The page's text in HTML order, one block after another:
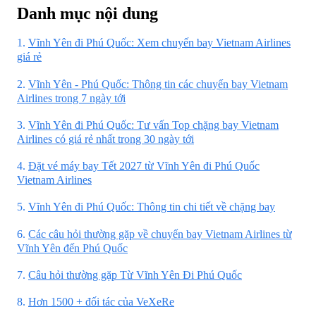
Danh mục nội dung
1. Vĩnh Yên đi Phú Quốc: Xem chuyến bay Vietnam Airlines
giá rẻ
2. Vĩnh Yên - Phú Quốc: Thông tin các chuyến bay Vietnam
Airlines trong 7 ngày tới
3. Vĩnh Yên đi Phú Quốc: Tư vấn Top chặng bay Vietnam
Airlines có giá rẻ nhất trong 30 ngày tới
4. Đặt vé máy bay Tết 2027 từ Vĩnh Yên đi Phú Quốc
Vietnam Airlines
5. Vĩnh Yên đi Phú Quốc: Thông tin chi tiết về chặng bay
6. Các câu hỏi thường gặp về chuyến bay Vietnam Airlines từ
Vĩnh Yên đến Phú Quốc
7. Câu hỏi thường gặp Từ Vĩnh Yên Đi Phú Quốc
8. Hơn 1500 + đối tác của VeXeRe